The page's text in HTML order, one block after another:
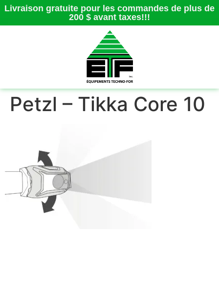
Livraison gratuite pour les commandes de plus de
200 $ avant taxes!!!
Petzl – Tikka Core 10